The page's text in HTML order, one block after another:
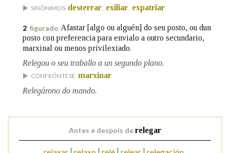
BUSCAR NO CONTIDO
Nas definicións
Nos exemplos
SINÓNIMOS desterrar exiliar expatriar
2 figurado Afastar [algo ou alguén] do seu posto, ou dun
posto con preferencia para envialo a outro secundario,
marxinal ou menos privilexiado.
Relegou o seu traballo a un segundo plano.
CONFRÓNTESE marxinar
Relegárono do mando.
Antes e despois derelegar